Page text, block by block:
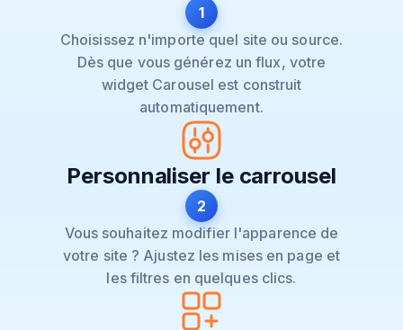
1
Choisissez n'importe quel site ou source.
Dès que vous générez un flux, votre
widget Carousel est construit
automatiquement.
Personnaliser le carrousel
2
Vous souhaitez modifier l'apparence de
votre site ? Ajustez les mises en page et
les filtres en quelques clics.